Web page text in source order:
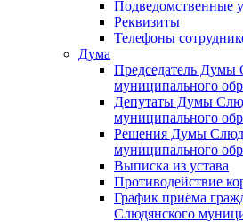
Подведомственные
Реквизиты
Телефоны
Дума
Председатель Думы
муниципального
Депутаты Думы
муниципального
Решения Думы
муниципального
Выписка из устава
Противодействие
График приёма
Слюдянского